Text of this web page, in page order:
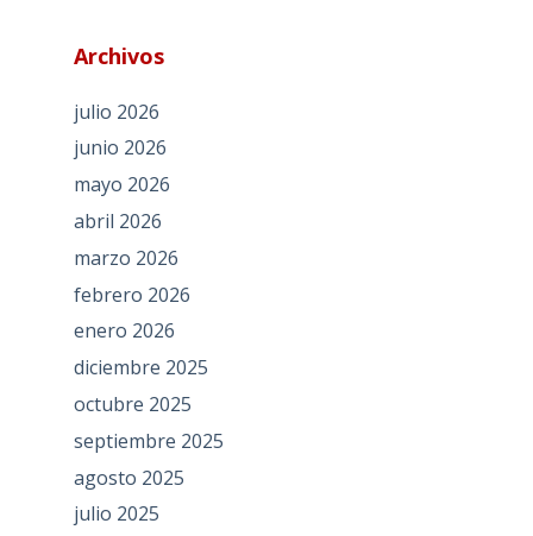
Archivos
julio 2026
junio 2026
mayo 2026
abril 2026
marzo 2026
febrero 2026
enero 2026
diciembre 2025
octubre 2025
septiembre 2025
agosto 2025
julio 2025